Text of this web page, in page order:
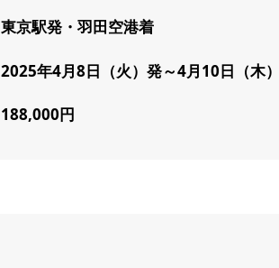
東京駅発・羽田空港着
2025年4月8日（火）発～4月10日（木
188,000円